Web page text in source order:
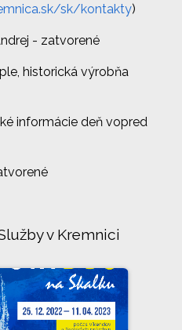
sk/kontakty)
- zatvorené
historická výrobňa
informácie deň vopred
v Kremnici